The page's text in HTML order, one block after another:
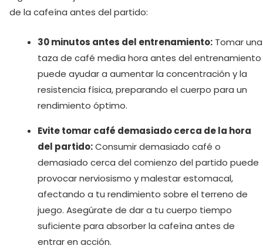
de la cafeína antes del partido:
30 minutos antes del entrenamiento: Tomar una
taza de café media hora antes del entrenamiento
puede ayudar a aumentar la concentración y la
resistencia física, preparando el cuerpo para un
rendimiento óptimo.
Evite tomar café demasiado cerca de la hora
del partido:Consumir demasiado café o
demasiado cerca del comienzo del partido puede
provocar nerviosismo y malestar estomacal,
afectando a tu rendimiento sobre el terreno de
juego. Asegúrate de dar a tu cuerpo tiempo
suficiente para absorber la cafeína antes de
entrar en acción.